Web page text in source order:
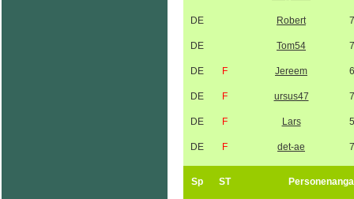
DE Robert
DE Tom54
DE F Jereem
DE F ursus47
DE F Lars
DE F det-ae
Sp ST